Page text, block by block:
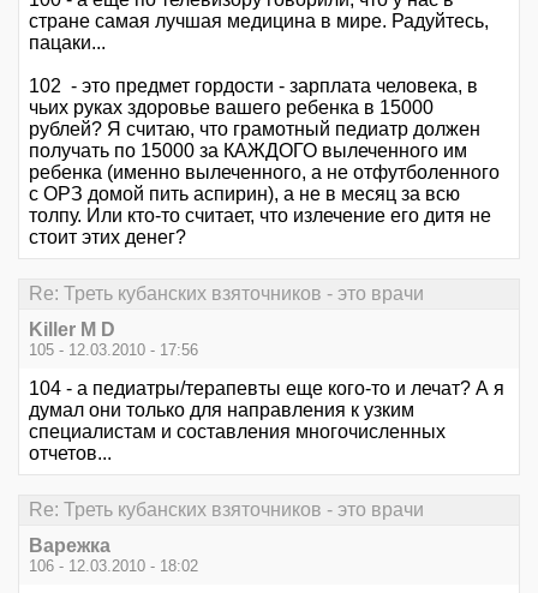
стране самая лучшая медицина в мире. Радуйтесь,
пацаки...
102 - это предмет гордости - зарплата человека, в
чьих руках здоровье вашего ребенка в 15000
рублей? Я считаю, что грамотный педиатр должен
получать по 15000 за КАЖДОГО вылеченного им
ребенка (именно вылеченного, а не отфутболенного
с ОРЗ домой пить аспирин), а не в месяц за всю
толпу. Или кто-то считает, что излечение его дитя не
стоит этих денег?
Re: Треть кубанских взяточников - это врачи
Killer M D
105 - 12.03.2010 - 17:56
104 - а педиатры/терапевты еще кого-то и лечат? А я
думал они только для направления к узким
специалистам и составления многочисленных
отчетов...
Re: Треть кубанских взяточников - это врачи
Варежка
106 - 12.03.2010 - 18:02